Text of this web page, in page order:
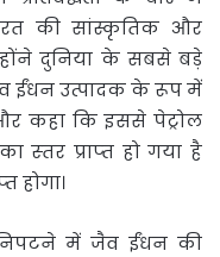
की सांस्कृतिक और
दुनिया के सबसे बड़े
ईंधन उत्पादक के रूप में
कहा कि इससे पेट्रोल
स्‍तर प्राप्‍त हो गया है
होगा।
निपटने में जैव ईंधन की